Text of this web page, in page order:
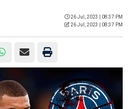
26 Jul, 2023 | 08:37 PM
26 Jul, 2023 | 08:37 PM